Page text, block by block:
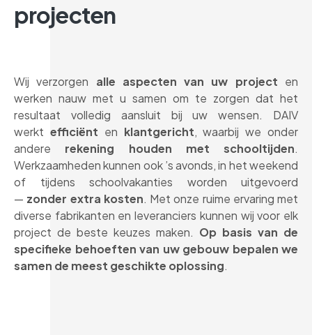
projecten
Wij verzorgen alle aspecten van uw project en
werken nauw met u samen om te zorgen dat het
resultaat volledig aansluit bij uw wensen. DAIV
werkt efficiënt en klantgericht, waarbij we onder
andere rekening houden met schooltijden.
Werkzaamheden kunnen ook ’s avonds, in het weekend
of tijdens schoolvakanties worden uitgevoerd
— zonder extra kosten. Met onze ruime ervaring met
diverse fabrikanten en leveranciers kunnen wij voor elk
project de beste keuzes maken. Op basis van de
specifieke behoeften van uw gebouw bepalen we
samen de meest geschikte oplossing.